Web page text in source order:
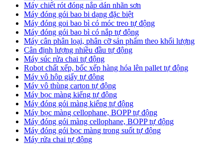
Máy chiết rót đóng nắp dán nhãn sơn
Máy đóng gói bao bi dạng đặc biệt
Máy đóng goi bao bì có móc treo tự động
Máy đóng gói bao bì có nắp tự động
Máy cân phân loại, phân cỡ sản phẩm theo khối lượng
Cân định lượng nhiều đầu tự động
Máy súc rửa chai tự động
Robot chất xếp, bốc xếp hàng hóa lên pallet tự động
Máy vô hộp giấy tự động
Máy vô thùng carton tự động
Máy bọc màng kiếng tự động
Máy đóng gói màng kiếng tự động
Máy bọc màng cellophane, BOPP tự động
Máy đóng gói màng cellophane, BOPP tự động
Máy đóng gói bọc màng trong suốt tự động
Máy rửa chai tự động